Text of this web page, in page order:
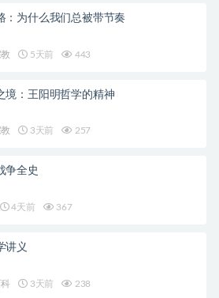
：为什么我们总被带节奏
5天前 443
境：王阳明哲学的精神
3天前 257
争全史
4天前 367
讲义
3天前 238